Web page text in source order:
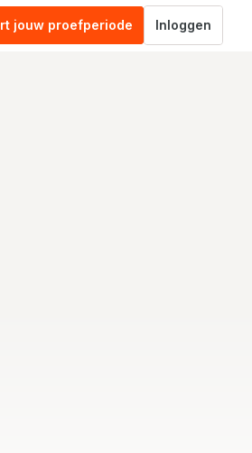
jouw proefperiode Inloggen